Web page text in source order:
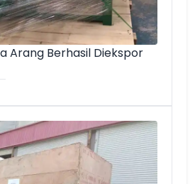
Arang Berhasil Diekspor